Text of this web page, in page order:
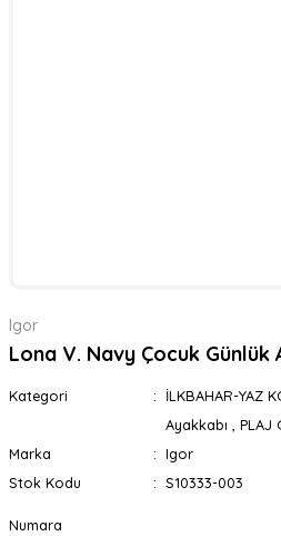
Igor
Lona V. Navy Çocuk Günlük
Kategori İLKBAHAR-YAZ
Ayakkabı
PLAJ
Marka
Igor
Stok Kodu
S10333-003
Numara